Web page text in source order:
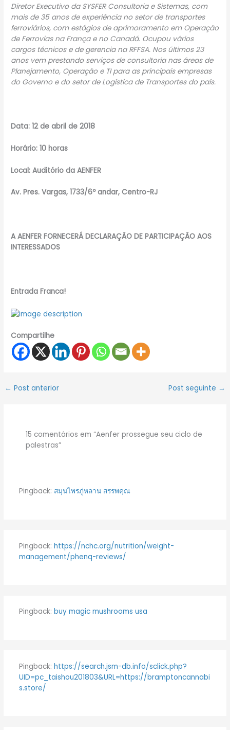
Diretor Executivo da SYSFER Consultoria e Sistemas, com
mais de 35 anos de experiência no setor de transportes
ferroviários, com estágios de aprimoramento em Operação
de Ferrovias na França e no Canadá. Ocupou vários
cargos técnicos e de gerencia na RFFSA. Nos últimos 23
anos vem prestando serviços de consultoria nas áreas de
Planejamento, Operação e TI para as principais empresas
do Governo e do setor de Logística de Transportes do país.
Data: 12 de abril de 2018
Horário: 10 horas
Local: Auditório da AENFER
Av. Pres. Vargas, 1733/6º andar, Centro-RJ
A AENFER FORNECERÁ DECLARAÇÃO DE PARTICIPAÇÃO AOS
INTERESSADOS
Entrada Franca!
Compartilhe
← Post anterior Post seguinte →
15 comentários em “Aenfer prossegue seu ciclo de
palestras”
Pingback: สมุนไพรภู่หลาน สรรพคุณ
Pingback: https://nchc.org/nutrition/weight-
management/phenq-reviews/
Pingback: buy magic mushrooms usa
Pingback: https://search.jsm-db.info/sclick.php?
UID=pc_taishou201803&URL=https://bramptoncannabi
s.store/